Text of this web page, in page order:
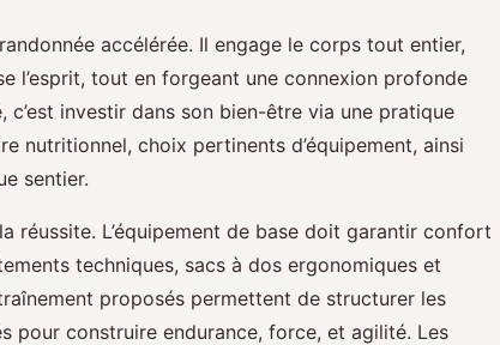
accélérée. Il engage le corps tout entier,
l’esprit, tout en forgeant une connexion profonde
investir dans son bien-être via une pratique
nutritionnel, choix pertinents d’équipement, ainsi
sentier.
réussite. L’équipement de base doit garantir confort
techniques, sacs à dos ergonomiques et
proposés permettent de structurer les
pour construire endurance, force, et agilité. Les